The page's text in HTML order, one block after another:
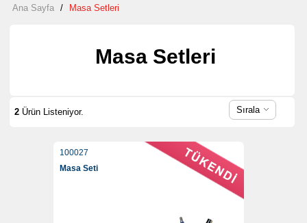
Ana Sayfa / Masa Setleri
Masa Setleri
2Ürün Listeniyor. Sırala
100027
Masa Seti